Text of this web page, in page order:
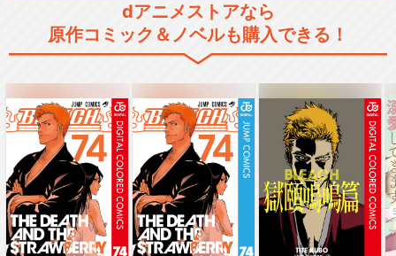
dアニメストアなら
原作コミック＆ノベルも購入できる！